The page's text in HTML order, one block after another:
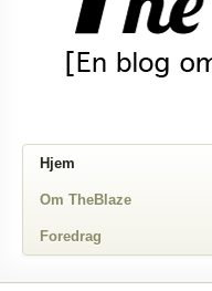
Hjem
Om TheBlaze
Foredrag